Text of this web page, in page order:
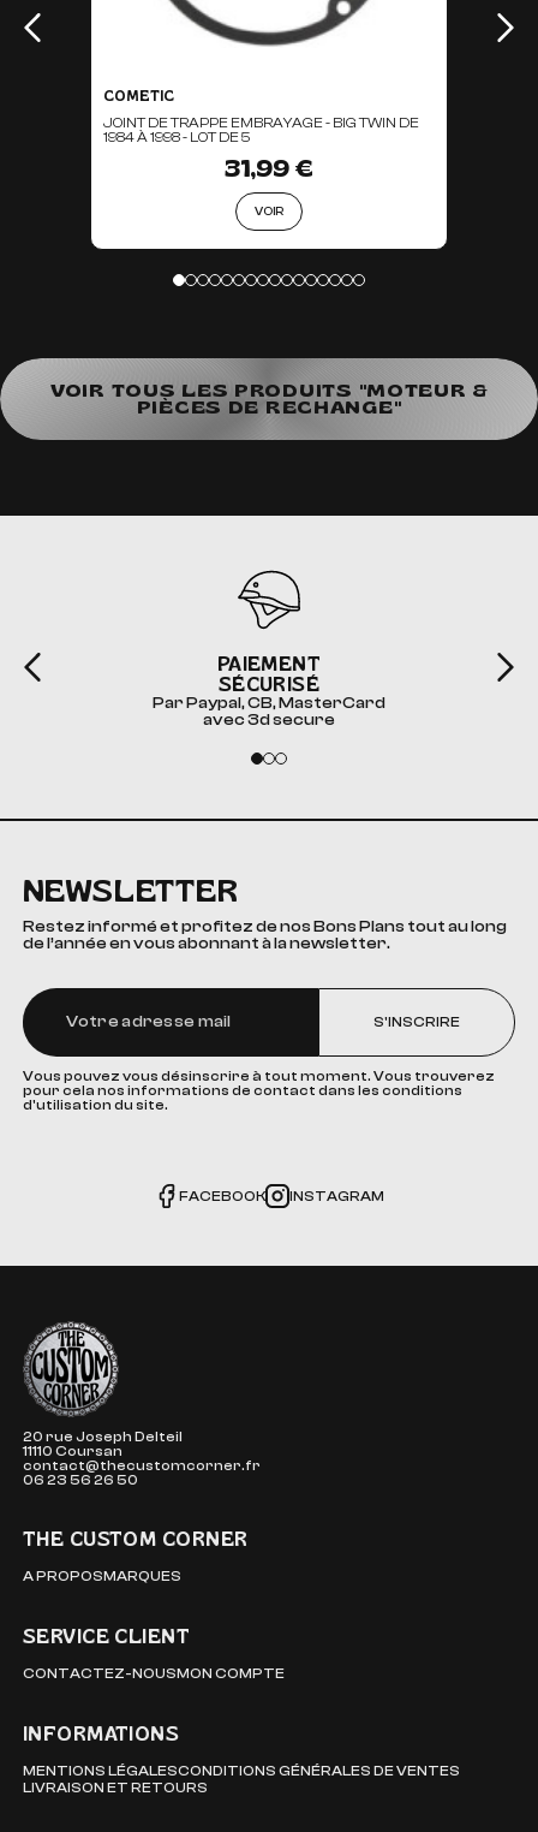
COMETIC
JOINT DE TRAPPE EMBRAYAGE - BIG TWIN DE
1984 À 1998 - LOT DE 5
31,99 €
VOIR
VOIR TOUS LES PRODUITS "MOTEUR &
PIÈCES DE RECHANGE"
PAIEMENT
SÉCURISÉ
Par Paypal, CB, MasterCard
avec 3d secure
NEWSLETTER
Restez informé et profitez de nos Bons Plans tout au long
de l’année en vous abonnant à la newsletter.
S'INSCRIRE
Vous pouvez vous désinscrire à tout moment. Vous trouverez
pour cela nos informations de contact dans les conditions
d'utilisation du site.
FACEBOOK INSTAGRAM
The Custom Corner
20 rue Joseph Delteil
11110 Coursan
contact@thecustomcorner.fr
06 23 56 26 50
THE CUSTOM CORNER
A PROPOSMARQUES
SERVICE CLIENT
CONTACTEZ-NOUSMON COMPTE
INFORMATIONS
MENTIONS LÉGALESCONDITIONS GÉNÉRALES DE VENTES
LIVRAISON ET RETOURS